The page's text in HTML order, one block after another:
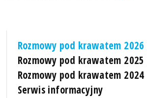
Rozmowy pod krawatem
Rozmowy pod krawatem
Rozmowy pod krawatem
Serwis informacyjny